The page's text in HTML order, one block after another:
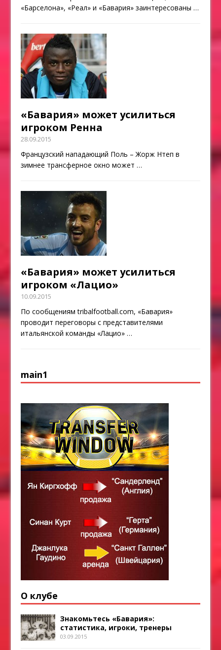
«Барселона», «Реал» и «Бавария» заинтересованы…
«Бавария» может усилиться
игроком Ренна
28.09.2015
Французский нападающий Поль – Жорж Нтеп в
зимнее трансферное окно может…
«Бавария» может усилиться
игроком «Лацио»
10.09.2015
По сообщениям tribalfootball.com, «Бавария»
проводит переговоры с представителями
итальянской команды «Лацио»…
main1
О клубе
Знакомьтесь «Бавария»:
статистика, игроки, тренеры
03.09.2015